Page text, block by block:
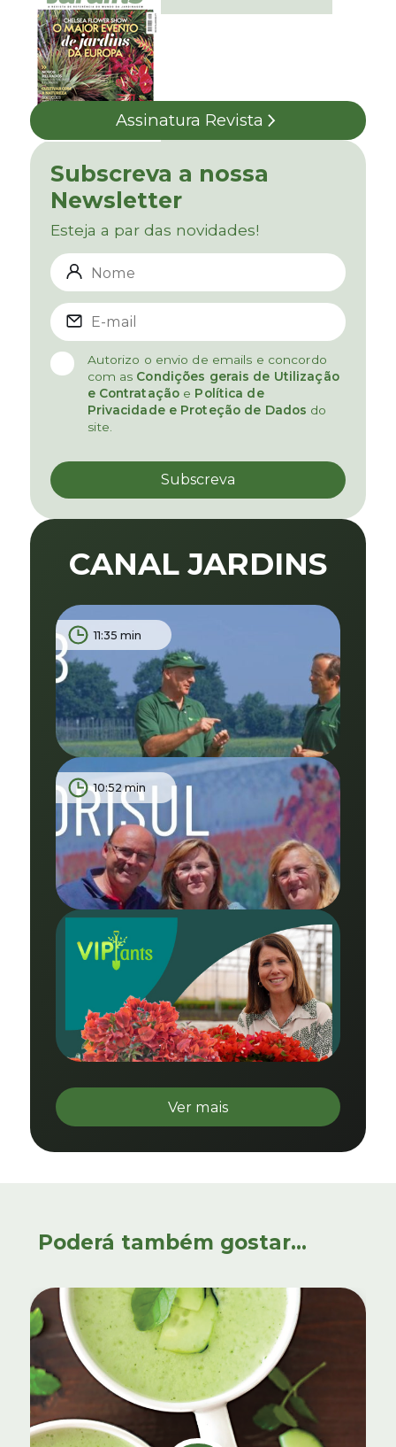
Assinatura Revista
Subscreva a nossa
Newsletter
Esteja a par das novidades!
Autorizo o envio de emails e concordo
com as Condições gerais de Utilização
e Contratação e Política de
Privacidade e Proteção de Dados do
site.
CANAL JARDINS
11:35 min
10:52 min
Ver mais
Poderá também gostar...